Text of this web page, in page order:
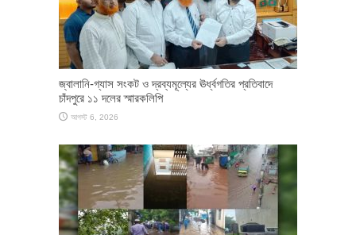
জ্বালানি-গ্যাস সংকট ও দ্রব্যমূল্যের ঊর্ধ্বগতির প্রতিবাদে
চাঁদপুরে ১১ দলের স্মারকলিপি
আগস্ট 6, 2026